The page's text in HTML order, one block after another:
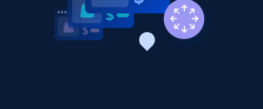
1.9K+ Comece agora